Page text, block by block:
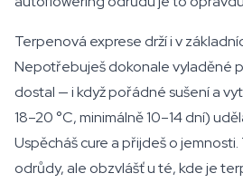
Terpenová exprese drží i v
Nepotřebuješ dokonale vyladěné
dostal — i když pořádné sušení a
18–20 °C, minimálně 10–14 dní)
Uspěcháš cure a přijdeš o
odrůdy, ale obzvlášť u té, kde je